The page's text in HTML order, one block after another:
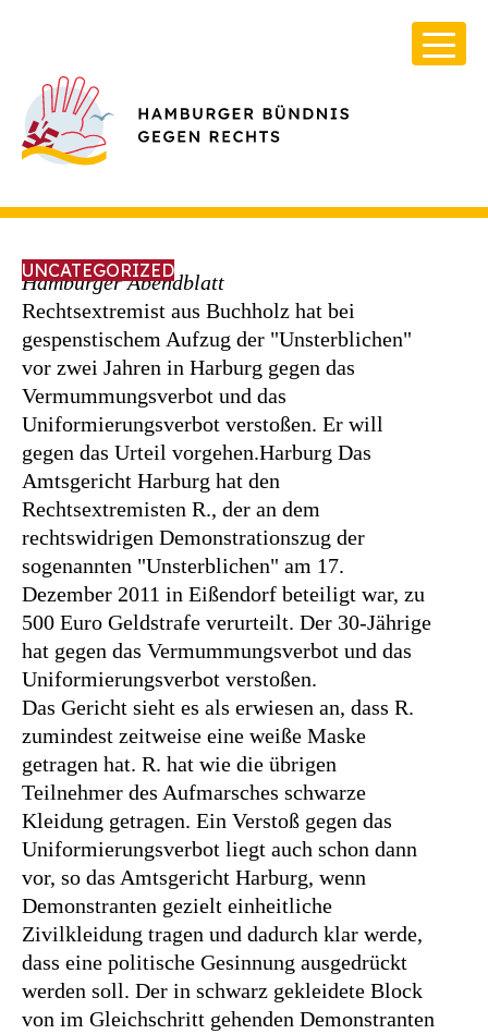
Über Uns
Infos & Broschüren
Archiv
Kontakt
Suchen
nach:
UNCATEGORIZED
Hamburger Abendblatt
Rechtsextremist aus Buchholz hat bei
gespenstischem Aufzug der "Unsterblichen"
vor zwei Jahren in Harburg gegen das
Vermummungsverbot und das
Uniformierungsverbot verstoßen. Er will
gegen das Urteil vorgehen.Harburg Das
Amtsgericht Harburg hat den
Rechtsextremisten R., der an dem
rechtswidrigen Demonstrationszug der
sogenannten "Unsterblichen" am 17.
Dezember 2011 in Eißendorf beteiligt war, zu
500 Euro Geldstrafe verurteilt. Der 30-Jährige
hat gegen das Vermummungsverbot und das
Uniformierungsverbot verstoßen.
Das Gericht sieht es als erwiesen an, dass R.
zumindest zeitweise eine weiße Maske
getragen hat. R. hat wie die übrigen
Teilnehmer des Aufmarsches schwarze
Kleidung getragen. Ein Verstoß gegen das
Uniformierungsverbot liegt auch schon dann
vor, so das Amtsgericht Harburg, wenn
Demonstranten gezielt einheitliche
Zivilkleidung tragen und dadurch klar werde,
dass eine politische Gesinnung ausgedrückt
werden soll. Der in schwarz gekleidete Block
von im Gleichschritt gehenden Demonstranten